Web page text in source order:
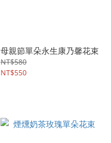
母親節單朵永生康乃馨花束
NT$580
NT$550